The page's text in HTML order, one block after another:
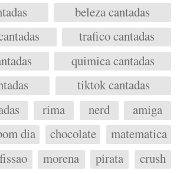
beleza cantadas
trafico cantadas
quimica cantadas
tiktok cantadas
rima nerd
amiga
dia chocolate
matematica
morena pirata
crush